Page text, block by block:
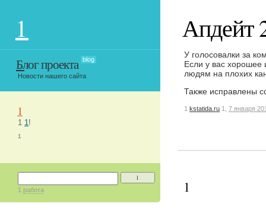
1
Блог проекта blog
Новости нашего сайта
1
1 1!
1
1
1 работа
Апдейт
У голосовалки за
Если у вас хорошее
людям на плохих
Также исправлены
1 kstatida.ru 1, 7 января
1